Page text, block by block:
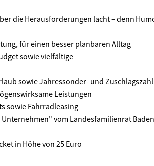
die Herausforderungen lacht – denn
für einen besser planbaren Alltag
sowie vielfältige
sowie Jahressonder- und
Leistungen
sowie Fahrradleasing
vom Landesfamilienrat
in Höhe von 25 Euro